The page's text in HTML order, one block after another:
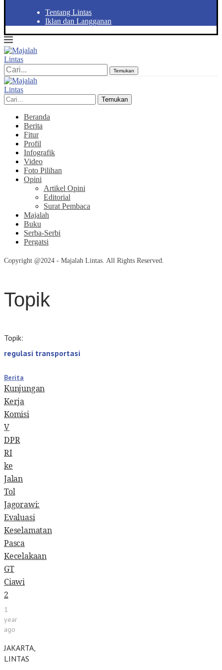
Tentang Lintas
Iklan dan Langganan
Temukan
Temukan
Beranda
Berita
Fitur
Profil
Infografik
Video
Foto Pilihan
Opini
Artikel Opini
Editorial
Surat Pembaca
Majalah
Buku
Serba-Serbi
Pergatsi
Copyright @2024 - Majalah Lintas. All Rights Reserved.
Topik
Topik:
regulasi transportasi
Berita
Kunjungan
Kerja
Komisi
V
DPR
RI
ke
Jalan
Tol
Jagorawi:
Evaluasi
Keselamatan
Pasca
Kecelakaan
GT
Ciawi
2
1
year
ago
JAKARTA,
LINTAS